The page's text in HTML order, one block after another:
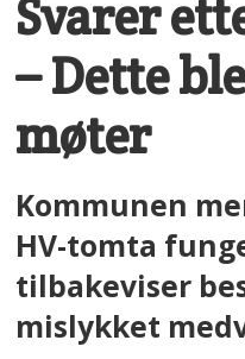
Svarer
– Dette
møter
Kommunen
HV-tomta
tilbakeviser
mislykket